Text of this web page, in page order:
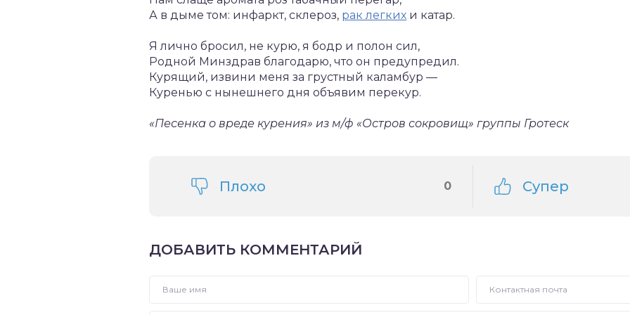
А в дыме том: инфаркт, склероз, рак легких и катар.
Я лично бросил, не курю, я бодр и полон сил,
Родной Минздрав благодарю, что он предупредил.
Курящий, извини меня за грустный каламбур —
Куренью с нынешнего дня объявим перекур.
«Песенка о вреде курения» из м/ф «Остров сокровищ» группы Гротеск
Плохо 0 Супер
ДОБАВИТЬ КОММЕНТАРИЙ